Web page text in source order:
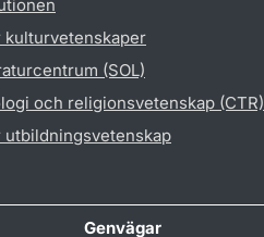
(SOL)
och religionsvetenskap (CTR)
Genvägar